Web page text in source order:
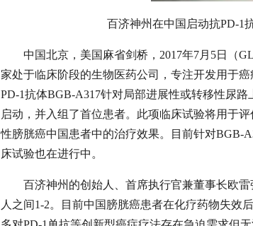
百济神州在中国启动抗PD-1
中国北京，美国麻省剑桥，2017年7月5日（
家处于临床阶段的生物医药公司，专注开发用于
PD-1抗体BGB-A317针对局部进展性或转移性尿
启动，并入组了首位患者。此项临床试验将用于
性膀胱癌中国患者中的治疗效果。目前针对BGB-
床试验也在进行中。
百济神州的创始人、首席执行官兼董事长欧
人之间1-2。目前中国膀胱癌患者在化疗药物失效